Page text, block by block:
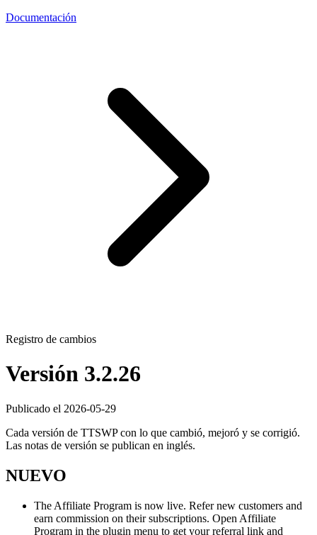
Documentación
Registro de cambios
Versión 3.2.26
Publicado el 2026-05-29
Cada versión de TTSWP con lo que cambió, mejoró y se corrigió.
Las notas de versión se publican en inglés.
NUEVO
The Affiliate Program is now live. Refer new customers and
earn commission on their subscriptions. Open Affiliate
Program in the plugin menu to get your referral link and